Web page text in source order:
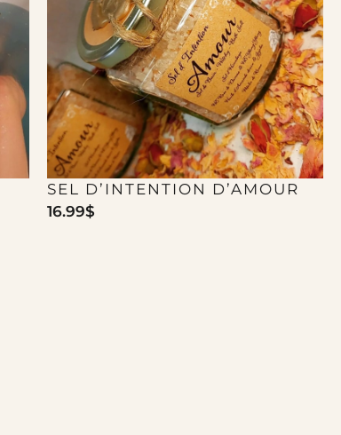
SEL D’INTENTION D’AMOUR
16.99$